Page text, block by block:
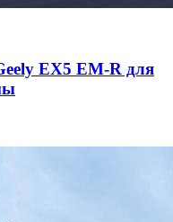
EX5 EM-R для